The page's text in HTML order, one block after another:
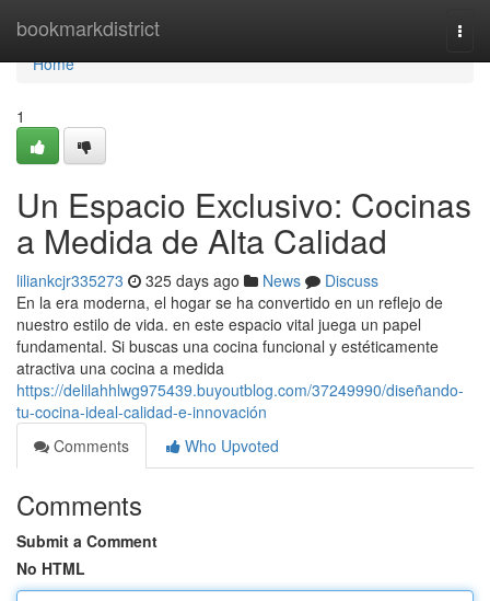
bookmarkdistrict
Home
Home
1
Un Espacio Exclusivo: Cocinas
a Medida de Alta Calidad
liliankcjr335273 325 days ago News
Discuss
En la era moderna, el hogar se ha convertido en un reflejo de
nuestro estilo de vida. en este espacio vital juega un papel
fundamental. Si buscas una cocina funcional y estéticamente
atractiva una cocina a medida
https://delilahhlwg975439.buyoutblog.com/37249990/diseñando-
tu-cocina-ideal-calidad-e-innovación
Comments
Who Upvoted
Comments
Submit a Comment
No HTML